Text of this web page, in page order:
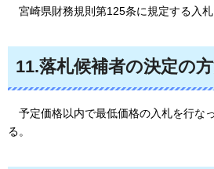
宮崎県財務規則第125条に規定する入札
11.落札候補者の決定の
予定価格以内で最低価格の入札を行な
る。